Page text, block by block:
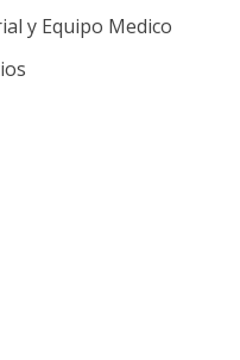
y Equipo Medico